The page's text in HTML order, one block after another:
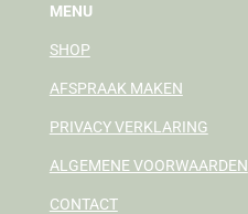
MENU
SHOP
AFSPRAAK MAKEN
PRIVACY VERKLARING
ALGEMENE VOORWAARDEN
CONTACT